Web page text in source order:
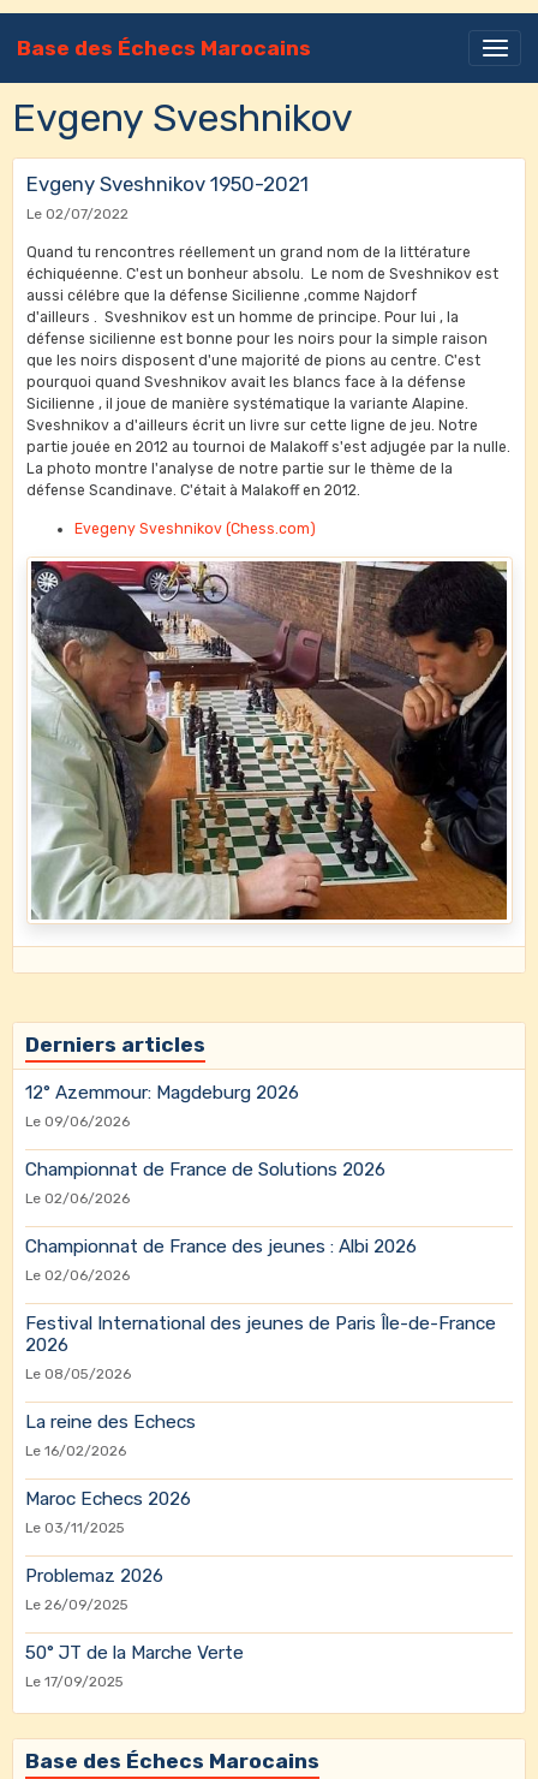
Base des Échecs Marocains
Evgeny Sveshnikov
Evgeny Sveshnikov 1950-2021
Le 02/07/2022
Quand tu rencontres réellement un grand nom de la littérature
échiquéenne. C'est un bonheur absolu. Le nom de Sveshnikov est
aussi célébre que la défense Sicilienne ,comme Najdorf
d'ailleurs . Sveshnikov est un homme de principe. Pour lui , la
défense sicilienne est bonne pour les noirs pour la simple raison
que les noirs disposent d'une majorité de pions au centre. C'est
pourquoi quand Sveshnikov avait les blancs face à la défense
Sicilienne , il joue de manière systématique la variante Alapine.
Sveshnikov a d'ailleurs écrit un livre sur cette ligne de jeu. Notre
partie jouée en 2012 au tournoi de Malakoff s'est adjugée par la nulle.
La photo montre l'analyse de notre partie sur le thème de la
défense Scandinave. C'était à Malakoff en 2012.
Evegeny Sveshnikov (Chess.com)
Derniers articles
12° Azemmour: Magdeburg 2026
Le 09/06/2026
Championnat de France de Solutions 2026
Le 02/06/2026
Championnat de France des jeunes : Albi 2026
Le 02/06/2026
Festival International des jeunes de Paris Île-de-France
2026
Le 08/05/2026
La reine des Echecs
Le 16/02/2026
Maroc Echecs 2026
Le 03/11/2025
Problemaz 2026
Le 26/09/2025
50° JT de la Marche Verte
Le 17/09/2025
Base des Échecs Marocains